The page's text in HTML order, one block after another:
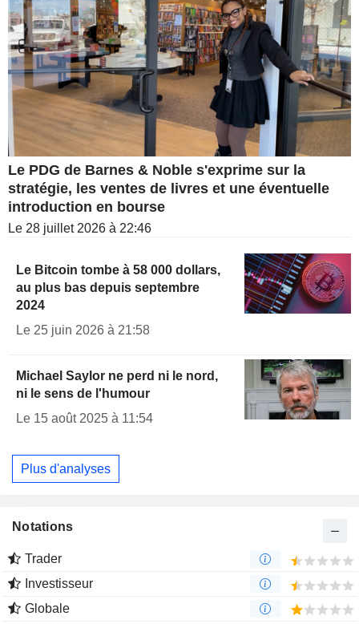
Le PDG de Barnes & Noble s'exprime sur la
stratégie, les ventes de livres et une éventuelle
introduction en bourse
Le 28 juillet 2026 à 22:46
Le Bitcoin tombe à 58 000 dollars,
au plus bas depuis septembre
2024
Le 25 juin 2026 à 21:58
Michael Saylor ne perd ni le nord,
ni le sens de l'humour
Le 15 août 2025 à 11:54
Plus d'analyses
Notations
Trader
Investisseur
Globale